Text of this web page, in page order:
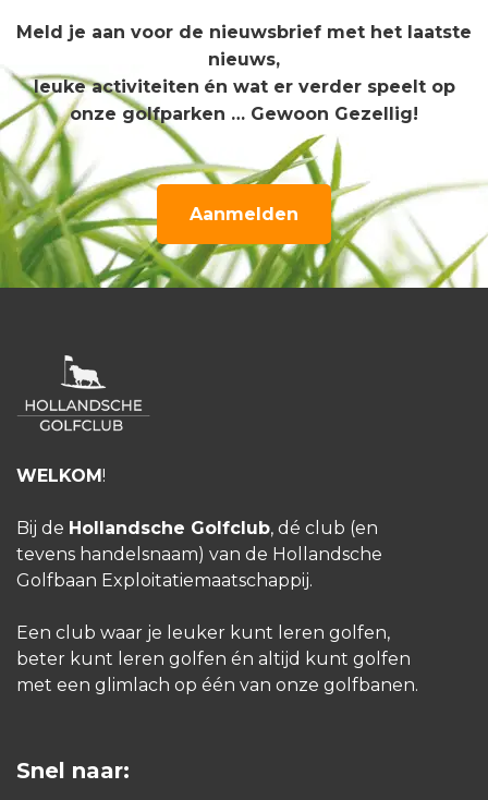
Meld je aan voor de nieuwsbrief met het laatste
nieuws,
leuke activiteiten én wat er verder speelt op
onze golfparken … Gewoon Gezellig!
Aanmelden
WELKOM!
Bij de Hollandsche Golfclub, dé club (en
tevens handelsnaam) van de Hollandsche
Golfbaan Exploitatiemaatschappij.
Een club waar je leuker kunt leren golfen,
beter kunt leren golfen én altijd kunt golfen
met een glimlach op één van onze golfbanen.
Snel naar: